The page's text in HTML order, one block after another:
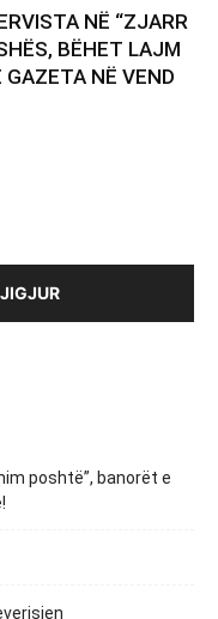
NË “ZJARR
BËHET LAJM
GAZETA NË VEND
poshtë”, banorët e